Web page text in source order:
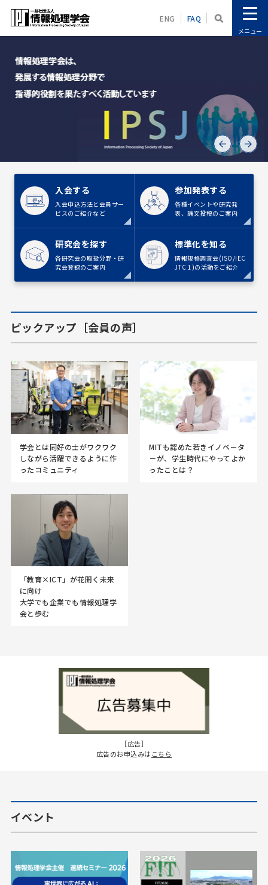
メニュー
入会する
入会申込方法と会員サー
ビスのご紹介など
参加発表する
各種イベントや研究発
表、論文投稿のご案内
研究会を探す
各研究会の取扱分野・研
究会登録のご案内
標準化を知る
情報規格調査会(ISO/IEC
JTC 1)の活動をご紹介
ピックアップ［会員の声］
学会とは同好の士がワクワク
しながら活躍できるように作
ったコミュニティ
MITも認めた若きイノベ－タ
－が、学生時代にやってよか
ったことは？
「教育×ICT」が花開く未来
に向け
大学でも企業でも情報処理学
会と歩む
［広告］
広告のお申込みは こちら
イベント
ENG FAQ